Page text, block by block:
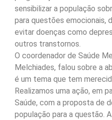
sensibilizar a população
para questões emocionais,
evitar doenças como
outros transtornos.
O coordenador de Saúde
Melchiades, falou sobre a
é um tema que tem
Realizamos uma ação, em
Saúde, com a proposta de
população para a questão.